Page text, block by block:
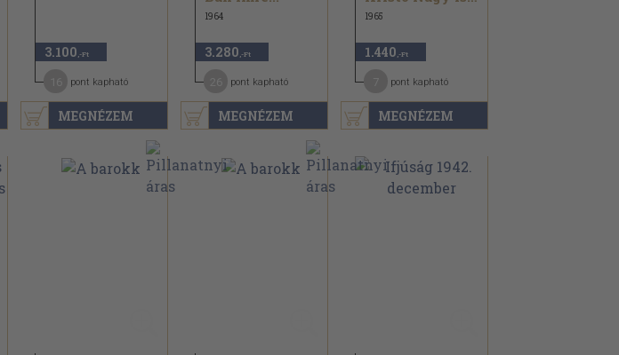
MEGNÉZEM
3.100 ,-Ft
pont kapható
MEGNÉZEM
1964
3.280 ,-Ft
pont kapható
MEGNÉZEM
1965
1.440 ,-Ft
pont kapható